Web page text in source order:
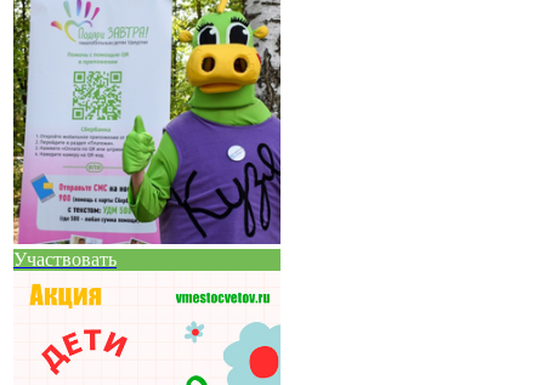
Участвовать